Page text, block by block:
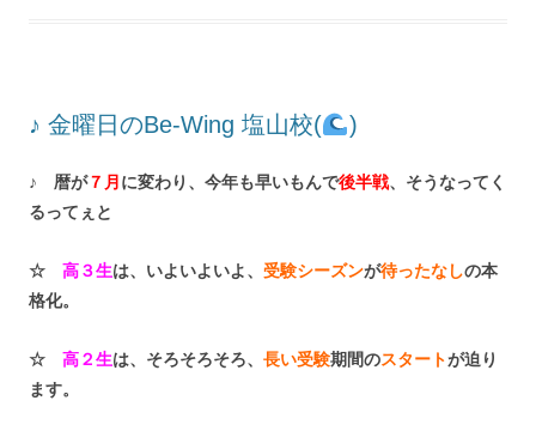
♪ 金曜日のBe-Wing 塩山校( )
♪ 暦が７月 に変わり、今年も早いもんで後半戦、そうなってく
るってぇと
☆ 高３生は、いよいよいよ、 受験シーズンが待ったなしの本
格化。
☆ 高２生は、そろそろそろ、 長い受験期間のスタートが迫り
ます。